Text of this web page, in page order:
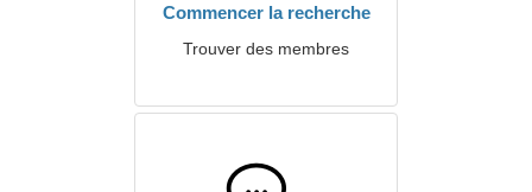
Commencer la recherche
Trouver des membres